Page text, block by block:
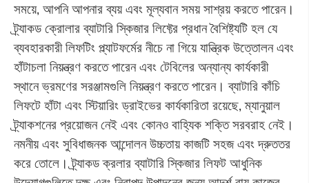
সময়ে, আপনি আপনার ব্যয় এবং মূল্যবান সময় সাশ্রয় করতে পারেন।
ট্র্যাকড ক্রোলার ব্যাটারি স্কিজার লিফ্টের প্রধান বৈশিষ্ট্যটি হল যে
ব্যবহারকারী লিফটিং প্ল্যাটফর্মের নীচে না গিয়ে যান্ত্রিক উত্তোলন এবং
হাঁটাচলা নিয়ন্ত্রণ করতে পারেন এবং টেবিলের অন্যান্য কার্যকারী
স্থানে ভ্রমণের সরঞ্জামগুলি নিয়ন্ত্রণ করতে পারেন। ব্যাটারি কাঁচি
লিফটে হাঁটা এবং স্টিয়ারিং ড্রাইভের কার্যকারিতা রয়েছে, ম্যানুয়াল
ট্র্যাকশনের প্রয়োজন নেই এবং কোনও বাহ্যিক শক্তি সরবরাহ নেই।
নমনীয় এবং সুবিধাজনক আন্দোলন উচ্চতায় কাজটি সহজ এবং দ্রুততর
করে তোলে। ট্র্যাকড ক্রলার ব্যাটারি স্কিজার লিফট আধুনিক